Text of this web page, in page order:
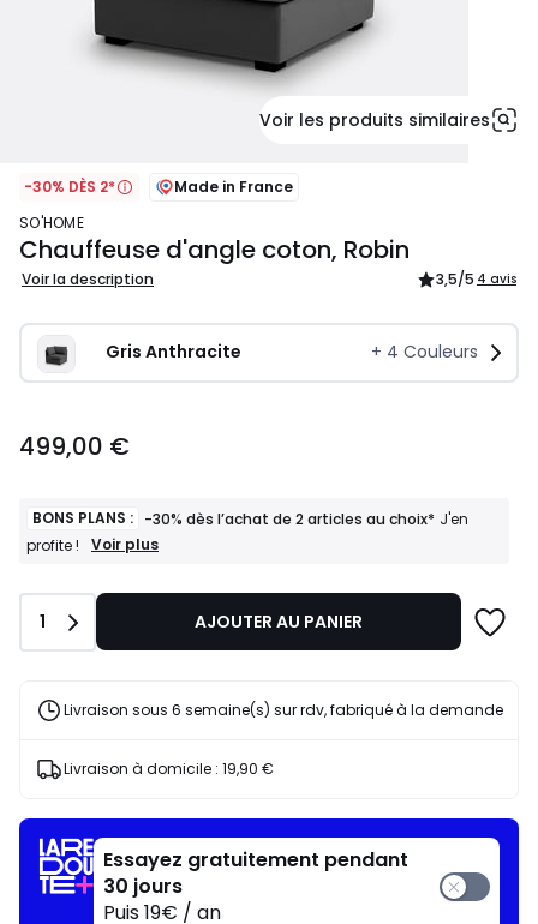
Voir les produits similaires
-30% DÈS 2*
Made in France
SO'HOME
Chauffeuse d'angle coton, Robin
Voir la description 3,5/5 4 avis
Gris Anthracite + 4 Couleurs
€.
499,00 €
BONS PLANS : -30% dès l’achat de 2 articles au choix* J'en
profite !
BONS
-30%
l’achat
articles
J'en
Voir plus
Quantité
1 AJOUTER AU PANIER
Livraison sous 6 semaine(s) sur rdv, fabriqué à la demande
Livraison à domicile : 19,90 €
Essayez gratuitement pendant
30 jours
Puis 19€ / an